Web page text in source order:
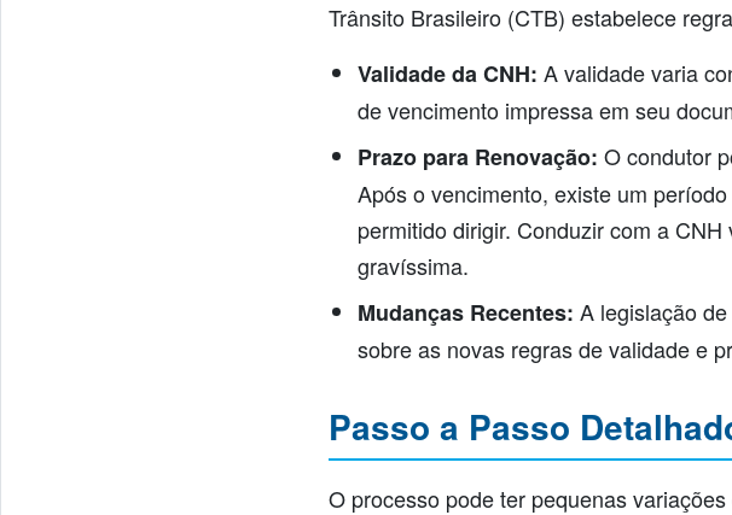
Trânsito Brasileiro (CTB) estabelece
Validade da CNH: A validade varia
de vencimento impressa em seu
Prazo para Renovação: O condutor
Após o vencimento, existe um
permitido dirigir. Conduzir com a
gravíssima.
Mudanças Recentes: A legislação
sobre as novas regras de validade e
Passo a Passo
O processo pode ter pequenas